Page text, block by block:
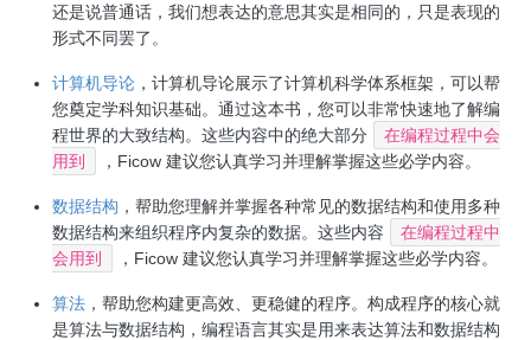
还是说普通话，我们想表达的意思其实是相同的，只是表现的
形式不同罢了。
计算机导论 ，计算机导论展示了计算机科学体系框架，可以帮
您奠定学科知识基础。通过这本书，您可以非常快速地了解编
程世界的大致结构。这些内容中的绝大部分
在编程过程中会
用到
，Ficow 建议您认真学习并理解掌握这些必学内容。
数据结构 ，帮助您理解并掌握各种常见的数据结构和使用多种
数据结构来组织程序内复杂的数据。这些内容
在编程过程中
会用到
，Ficow 建议您认真学习并理解掌握这些必学内容。
算法 ，帮助您构建更高效、更稳健的程序。构成程序的核心就
是算法与数据结构，编程语言其实是用来表达算法和数据结构